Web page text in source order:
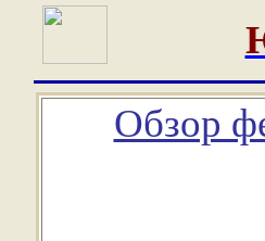
Обзор